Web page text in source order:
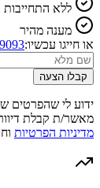
ללא התחייבות
מענה מהיר
או חייגו עכשיו:
קבלו הצעה
ידוע לי שהפרטים
מאשר/ת קבלת
מדיניות הפרטיות